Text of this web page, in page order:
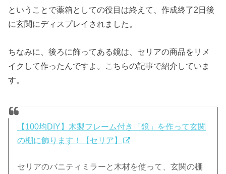
ということで薬箱としての役目は終えて、作成終了2日後
に玄関にディスプレイされました。
ちなみに、後ろに飾ってある鏡は、セリアの商品をリメ
イクして作ったんですよ。こちらの記事で紹介していま
す。
【100均DIY】木製フレーム付き「鏡」を作って玄関
の棚に飾ります！【セリア】
セリアのバニティミラーと木材を使って、玄関の棚